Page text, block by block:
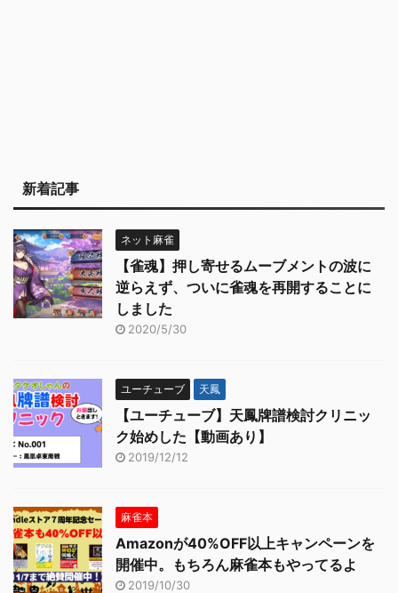
新着記事
ネット麻雀
【雀魂】押し寄せるムーブメントの波に
逆らえず、ついに雀魂を再開することに
しました
2020/5/30
ユーチューブ 天鳳
【ユーチューブ】天鳳牌譜検討クリニッ
ク始めした【動画あり】
2019/12/12
麻雀本
Amazonが40%OFF以上キャンペーンを
開催中。もちろん麻雀本もやってるよ
2019/10/30